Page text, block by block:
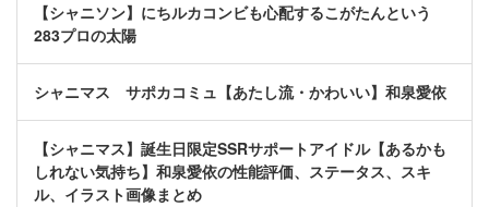
【シャニソン】にちルカコンビも心配するこがたんという
283プロの太陽
シャニマス サポカコミュ【あたし流・かわいい】和泉愛依
【シャニマス】誕生日限定SSRサポートアイドル【あるかも
しれない気持ち】和泉愛依の性能評価、ステータス、スキ
ル、イラスト画像まとめ